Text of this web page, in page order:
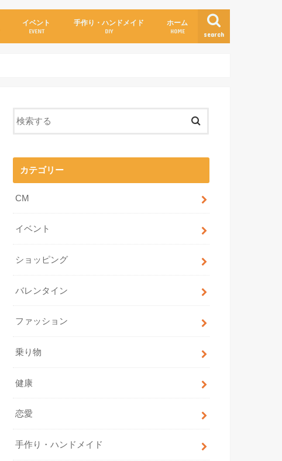
search
イベント
EVENT
手作り・ハンドメイド
DIY
ホーム
HOME
カテゴリー
CM
イベント
ショッピング
バレンタイン
ファッション
乗り物
健康
恋愛
手作り・ハンドメイド